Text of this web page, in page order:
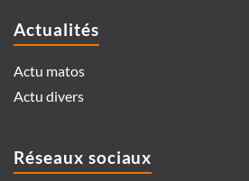
Actualités
Actu matos
Actu divers
Réseaux sociaux